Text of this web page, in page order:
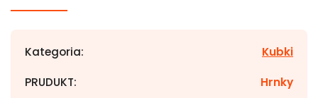
Kategoria: Kubki
PRUDUKT: Hrnky